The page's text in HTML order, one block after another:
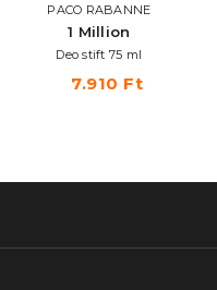
PACO RABANNE
1 Million
Deo stift 75 ml
7.910 Ft